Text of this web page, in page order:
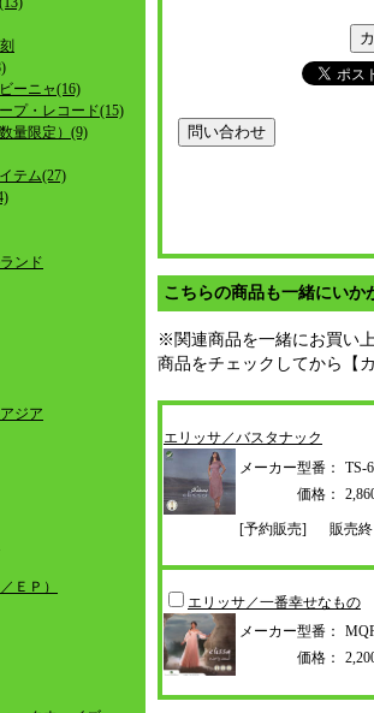
ーニャ(16)
プ・レコード(15)
量限定）(9)
テム(27)
ンド
ジア
ＥＰ）
こちらの商品も一緒にいか
※関連商品を一緒にお買い
商品をチェックしてから【
エリッサ／バスタナック
メーカー型番：
TS-
価格：
[予約販売] 販売
エリッサ／一番幸せなもの
メーカー型番：
価格：